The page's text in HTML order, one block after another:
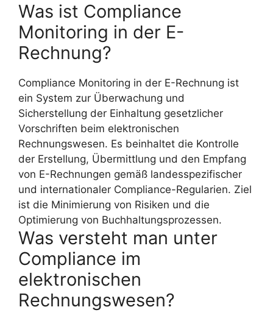
Was ist Compliance
Monitoring in der E-
Rechnung?
Compliance Monitoring in der E-Rechnung ist
ein System zur Überwachung und
Sicherstellung der Einhaltung gesetzlicher
Vorschriften beim elektronischen
Rechnungswesen. Es beinhaltet die Kontrolle
der Erstellung, Übermittlung und den Empfang
von E-Rechnungen gemäß landesspezifischer
und internationaler Compliance-Regularien. Ziel
ist die Minimierung von Risiken und die
Optimierung von Buchhaltungsprozessen.
Was versteht man unter
Compliance im
elektronischen
Rechnungswesen?